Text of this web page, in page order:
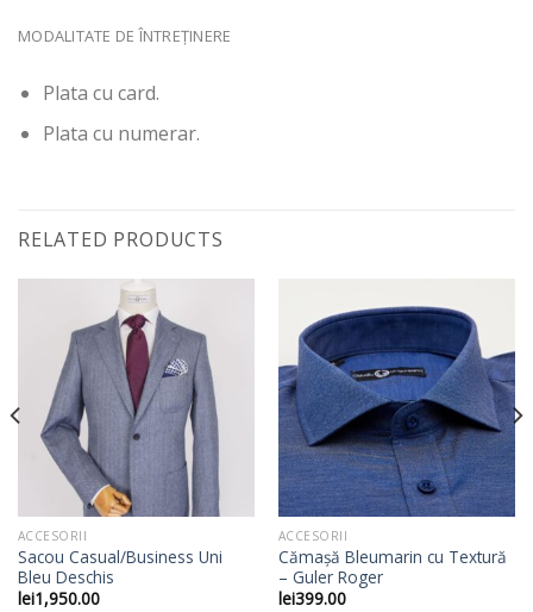
MODALITATE DE ÎNTREȚINERE
Plata cu card.
Plata cu numerar.
RELATED PRODUCTS
ACCESORII
Sacou Casual/Business Uni
Bleu Deschis
lei1,950.00
ACCESORII
Cămașă Bleumarin cu Textură
– Guler Roger
lei399.00